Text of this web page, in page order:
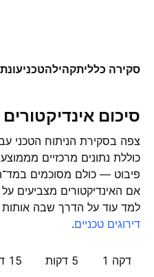
סקירה כלליתקהילהטכני
סיכום אינדיקטורים
צפה בסקירת הניתוח הטכני
כוללת נתונים מרכזיים
פיבוט — כולם מסוכמים
אם האינדיקטורים מצביעים על
למד עוד על הדרך שבה אותות
דירוגים טכניים.
דקה 1 5 דקות 15 דקות